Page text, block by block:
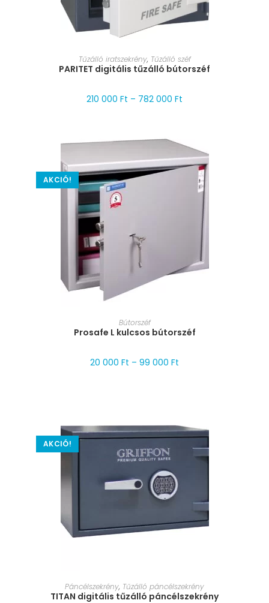
MÉRET VÁLASZTÁSA
Tűzálló iratszekrény, Tűzálló széf
PARITET digitális tűzálló bútorszéf
210 000 Ft – 782 000 Ft
AKCIÓ!
MÉRET VÁLASZTÁSA
Bútorszéf
Prosafe L kulcsos bútorszéf
20 000 Ft – 99 000 Ft
AKCIÓ!
MÉRET VÁLASZTÁSA
Páncélszekrény, Tűzálló páncélszekrény
TITAN digitális tűzálló páncélszekrény